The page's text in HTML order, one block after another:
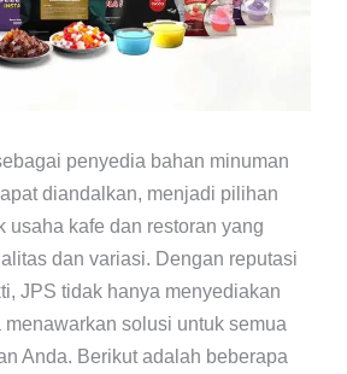
penyedia bahan minuman
diandalkan, menjadi pilihan
usaha kafe dan restoran yang
dan variasi. Dengan reputasi
JPS tidak hanya menyediakan
menawarkan solusi untuk semua
Anda. Berikut adalah beberapa